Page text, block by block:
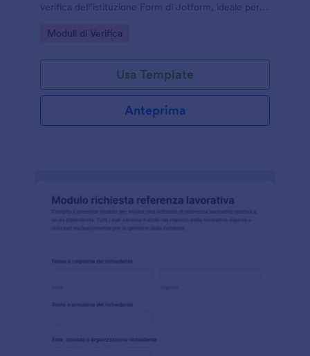
verifica dell’istituzione Form di Jotform, ideale per
Go to Category:
Moduli di Verifica
Usa Template
Anteprima